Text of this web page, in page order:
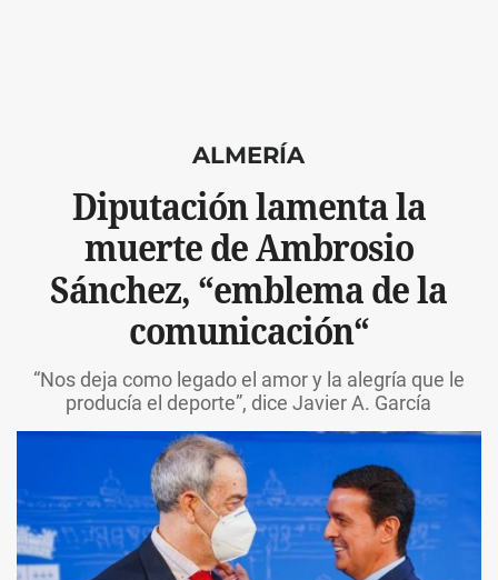
ALMERÍA
Diputación lamenta la
muerte de Ambrosio
Sánchez, “emblema de la
comunicación“
“Nos deja como legado el amor y la alegría que le
producía el deporte”, dice Javier A. García